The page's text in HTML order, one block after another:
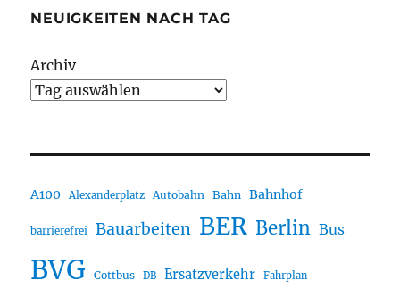
NEUIGKEITEN NACH TAG
Archiv
A100 Alexanderplatz Autobahn Bahn Bahnhof
barrierefrei Bauarbeiten BER Berlin Bus
BVG Cottbus DB Ersatzverkehr Fahrplan